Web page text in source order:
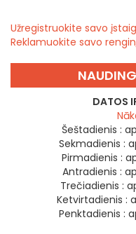
Užregistruokite savo
Reklamuokite savo
DATOS
Šeštadienis :
Sekmadienis :
Pirmadienis :
Antradienis :
Trečiadienis :
Ketvirtadienis :
Penktadienis :